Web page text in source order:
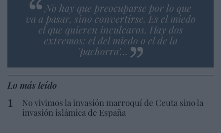
No hay que preocuparse por lo que
va a pasar, sino convertirse. Es el miedo
el que quieren inculcaros. Hay dos
extremos: el del miedo o el de la
'pachorra'…
Lo más leído
No vivimos la invasión marroquí de Ceuta sino la
invasión islámica de España